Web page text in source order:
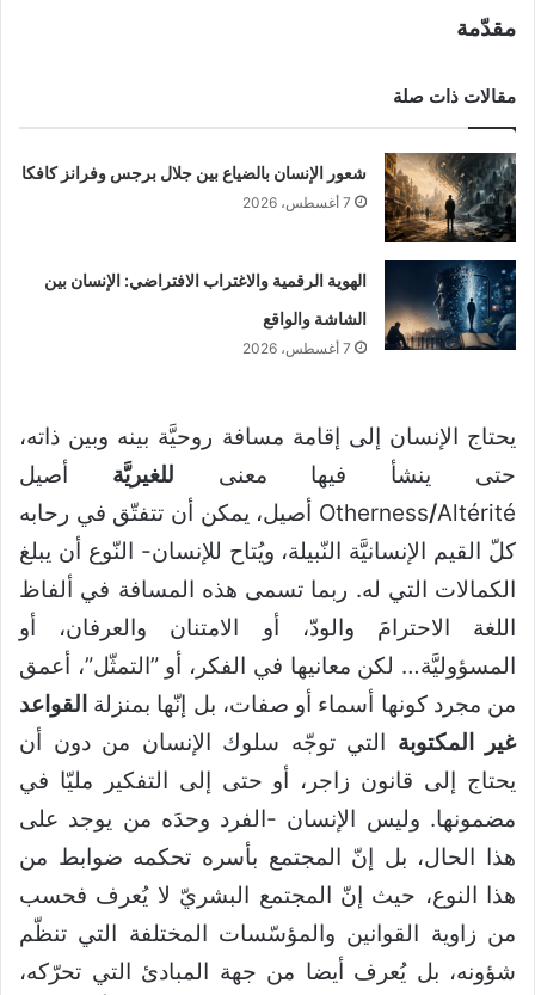
مقدّمة
مقالات ذات صلة
شعور الإنسان بالضياع بين جلال برجس وفرانز كافكا
7 أغسطس، 2026
الهوية الرقمية والاغتراب الافتراضي: الإنسان بين
الشاشة والواقع
7 أغسطس، 2026
يحتاج الإنسان إلى إقامة مسافة روحيَّة بينه وبين ذاته،
حتى ينشأ فيها معنى للغيريَّة أصيل
Otherness/
Altérité أصيل، يمكن أن تتفتّق في رحابه
كلّ القيم الإنسانيَّة النّبيلة، ويُتاح للإنسان- النّوع أن يبلغ
الكمالات التي له. ربما تسمى هذه المسافة في ألفاظ
اللغة الاحترامَ والودّ، أو الامتنان والعرفان، أو
المسؤوليَّة… لكن معانيها في الفكر، أو ”التمثّل”، أعمق
من مجرد كونها أسماء أو صفات، بل إنّها بمنزلة القواعد
غير المكتوبة التي توجّه سلوك الإنسان من دون أن
يحتاج إلى قانون زاجر، أو حتى إلى التفكير مليّا في
مضمونها. وليس الإنسان -الفرد وحدَه من يوجد على
هذا الحال، بل إنّ المجتمع بأسره تحكمه ضوابط من
هذا النوع، حيث إنّ المجتمع البشريّ لا يُعرف فحسب
من زاوية القوانين والمؤسّسات المختلفة التي تنظّم
شؤونه، بل يُعرف أيضا من جهة المبادئ التي تحرّكه،